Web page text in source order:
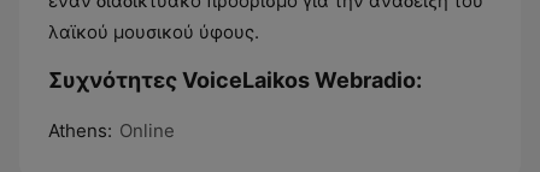
λαϊκού μουσικού ύφους.
Συχνότητες VoiceLaikos Webradio:
Athens: Online